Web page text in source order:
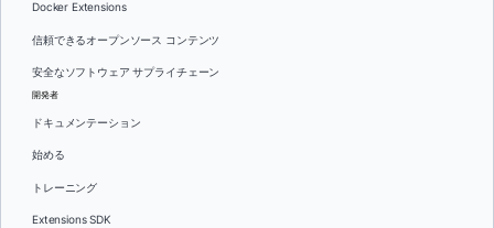
Docker Extensions
信頼できるオープンソース コンテンツ
安全なソフトウェア サプライチェーン
開発者
ドキュメンテーション
始める
トレーニング
Extensions SDK